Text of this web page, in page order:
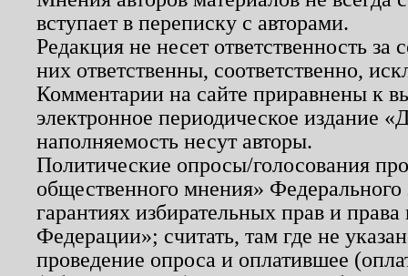
вступает в переписку с авторами.
Редакция не несет ответственность
них ответственны, соответственно,
Комментарии на сайте приравнены к
электронное периодическое издание
наполняемость несут авторы.
Политические опросы/голосования
общественного мнения»
гарантиях избирательных прав и
Федерации»; считать, там где не
проведение опроса и оплатившее